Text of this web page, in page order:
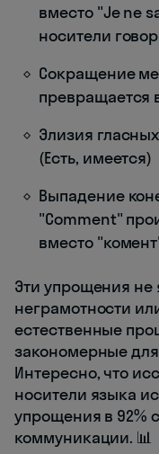
вместо "Je ne
носители
Сокращение
превращается
Элизия
(Есть, имеется)
Выпадение
"Comment"
вместо
Эти упрощения не
неграмотности
естественные
закономерные
Интересно, что
носители языка
упрощения в 92%
коммуникации. 📊